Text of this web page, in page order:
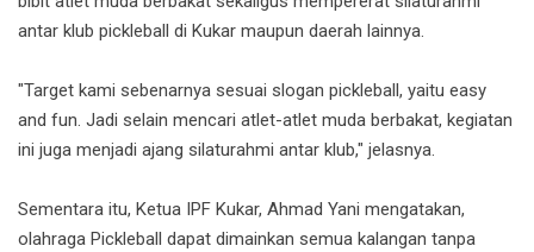
antar klub pickleball di Kukar maupun daerah lainnya.
"Target kami sebenarnya sesuai slogan pickleball, yaitu easy
and fun. Jadi selain mencari atlet-atlet muda berbakat, kegiatan
ini juga menjadi ajang silaturahmi antar klub," jelasnya.
Sementara itu, Ketua IPF Kukar, Ahmad Yani mengatakan,
olahraga Pickleball dapat dimainkan semua kalangan tanpa